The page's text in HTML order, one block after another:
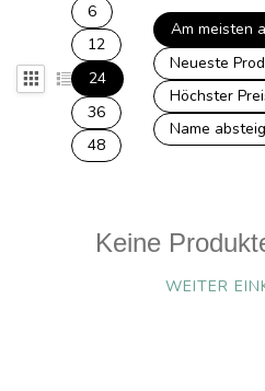
6
12
24
36
48
Am meisten
Neueste
Höchster
Name
Keine
WEITER